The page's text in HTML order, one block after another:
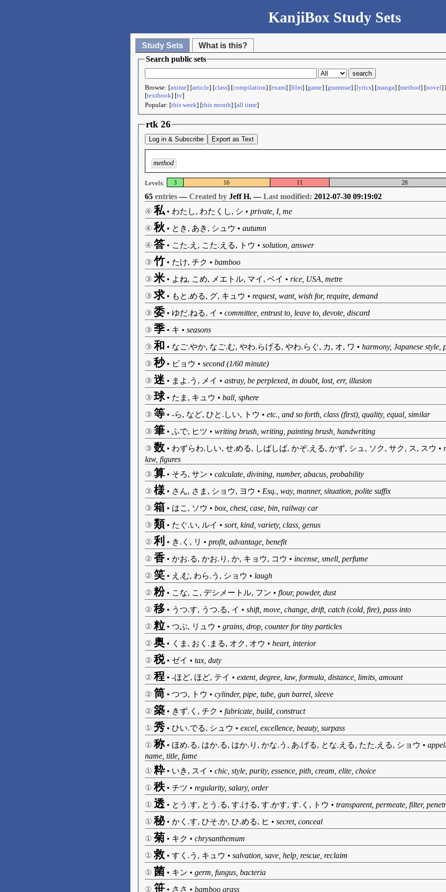
KanjiBox Study Sets
Study Sets
What is this?
Search public sets
Browse: [anime] [article] [class] [compilation] [exam] [film] [game] [grammar] [lyrics] [manga] [method] [novel]
[textbook] [tv]
Popular: [this week] [this month] [all time]
rtk 26
Log in & Subscribe Export as Text
method
Levels: 3 16 11 28
65 entries—Created by Jeff H. —Last modified: 2012-07-30 09:19:02
④ 私 • わたし, わたくし, シ • private, I, me
④ 秋 • とき, あき, シュウ • autumn
④ 答• こた.え, こた.える, トウ • solution, answer
③ 竹 • たけ, チク • bamboo
③ 米• よね, こめ, メエトル, マイ, ベイ • rice, USA, metre
③ 求• もと.める, グ, キュウ • request, want, wish for, require, demand
③ 委• ゆだ.ねる, イ • committee, entrust to, leave to, devote, discard
③ 季 • キ • seasons
③ 和 • なご.やか, なご.む, やわ.らげる, やわ.らぐ, カ, オ, ワ • harmony, Japanese style,
③ 秒• ビョウ • second (1/60 minute)
③ 迷 • まよ.う, メイ • astray, be perplexed, in doubt, lost, err, illusion
③ 球• たま, キュウ • ball, sphere
③ 等 • -ら, など, ひと.しい, トウ • etc., and so forth, class (first), quality, equal, similar
③ 筆 • ふで, ヒツ • writing brush, writing, painting brush, handwriting
③ 数 • わずらわ.しい, せ.める, しばしば, かぞ.える, かず, シュ, ソク, サク, ス, スウ •
law, figures
③ 算 • そろ, サン • calculate, divining, number, abacus, probability
③ 様 • さん, さま, ショウ, ヨウ • Esq., way, manner, situation, polite suffix
③ 箱 • はこ, ソウ • box, chest, case, bin, railway car
③ 類 • たぐ.い, ルイ • sort, kind, variety, class, genus
② 利 • き.く, リ • profit, advantage, benefit
② 香• かお.る, かお.り, か, キョウ, コウ • incense, smell, perfume
② 笑 • え.む, わら.う, ショウ • laugh
② 粉• こな, こ, デシメートル, フン • flour, powder, dust
② 移 • うつ.す, うつ.る, イ • shift, move, change, drift, catch (cold, fire), pass into
② 粒 • つぶ, リュウ • grains, drop, counter for tiny particles
② 奥 • くま, おく.まる, オク, オウ • heart, interior
② 税• ゼイ • tax, duty
② 程 • -ほど, ほど, テイ • extent, degree, law, formula, distance, limits, amount
② 筒 • つつ, トウ • cylinder, pipe, tube, gun barrel, sleeve
② 築 • きず.く, チク • fabricate, build, construct
① 秀• ひい.でる, シュウ • excel, excellence, beauty, surpass
① 称• ほめ.る, はか.る, はか.り, かな.う, あ.げる, とな.える, たた.える, ショウ •
name, title, fame
① 粋• いき, スイ • chic, style, purity, essence, pith, cream, elite, choice
① 秩• チツ • regularity, salary, order
① 透 • とう.す, とう.る, す.ける, す.かす, す.く, トウ • transparent, permeate, filter,
① 秘• かく.す, ひそ.か, ひ.める, ヒ • secret, conceal
① 菊 • キク • chrysanthemum
① 救 • すく.う, キュウ • salvation, save, help, rescue, reclaim
① 菌 • キン • germ, fungus, bacteria
① 笹• ささ • bamboo grass